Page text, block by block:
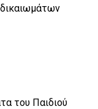
του Παιδιού